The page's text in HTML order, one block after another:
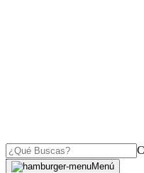
Menú
OJO